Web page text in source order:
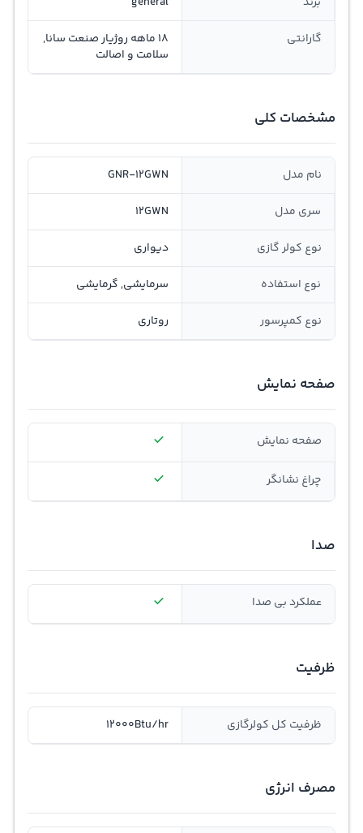
گارانتی
18 ماهه روژیار صنعت سانا,
سلامت و اصالت
مشخصات کلی
نام مدل GNR-12GWN
سری مدل 12GWN
نوع کولر گازی دیواری
نوع استفاده سرمایشی, گرمایشی
نوع کمپرسور روتاری
صفحه نمایش
صفحه نمایش
چراغ نشانگر
صدا
عملکرد بی صدا
ظرفیت
ظرفیت کل کولرگازی 12000Btu/hr
مصرف انرژی